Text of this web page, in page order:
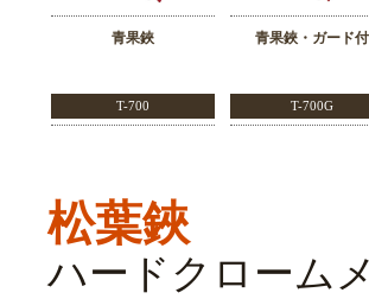
青果鋏
T-700
青果鋏・ガード付
T-700G
松葉鋏
ハードクローム